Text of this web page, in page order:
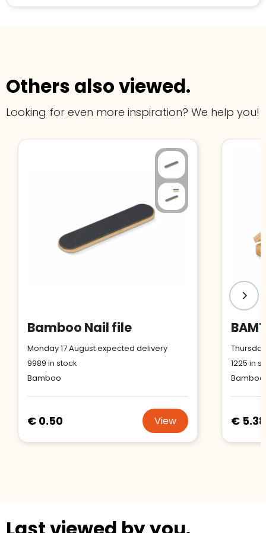
Others also viewed.
Looking for even more inspiration? We help you!
Bamboo Nail file
Monday 17 August expected delivery
9989 in stock
Bamboo
€ 0.50 View
1225 in
Bamboo
€ 5.38